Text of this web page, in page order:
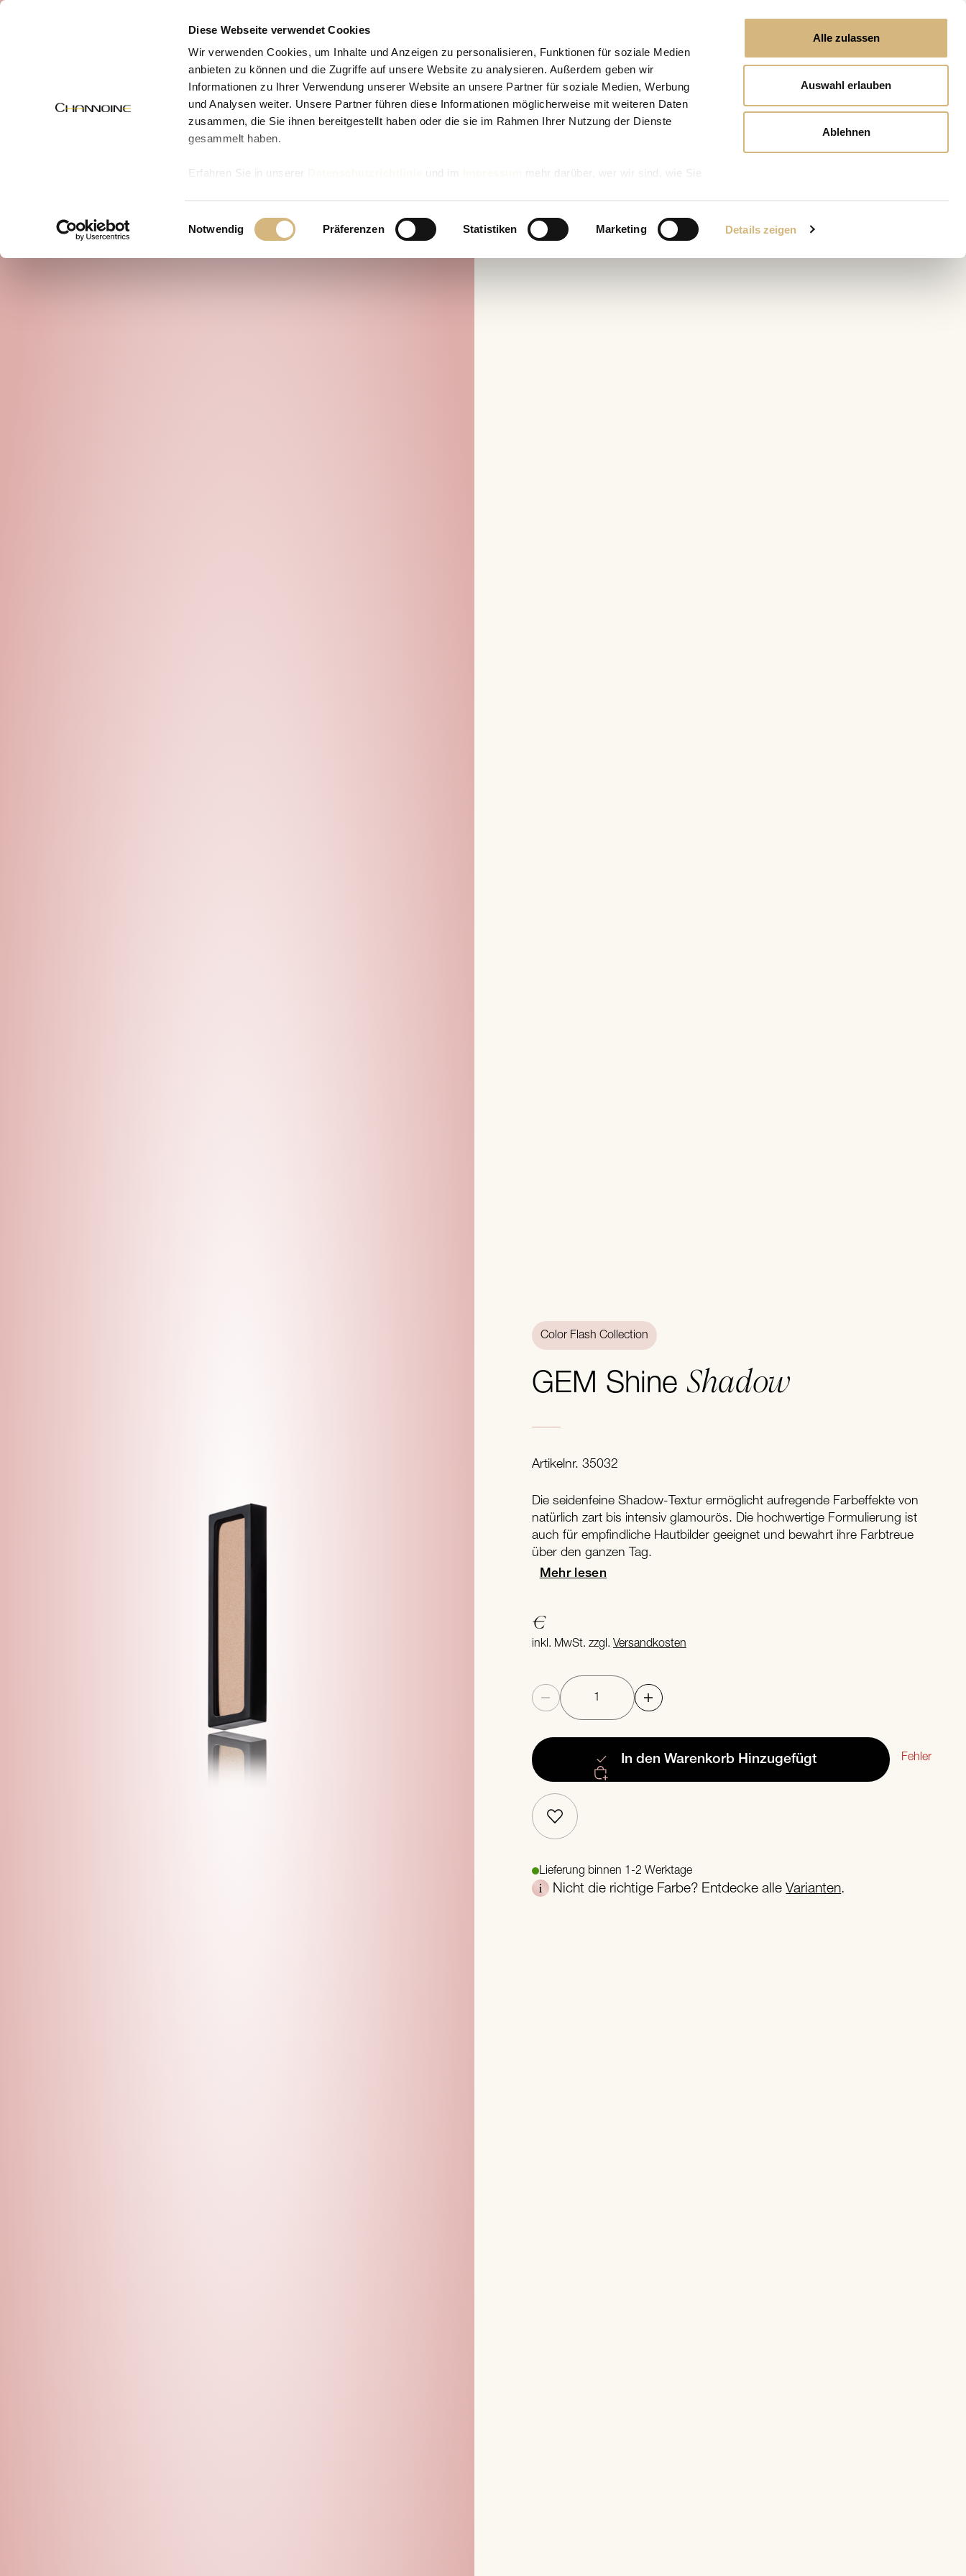
Diese Webseite verwendet Cookies
Wir verwenden Cookies, um Inhalte und Anzeigen zu personalisieren, Funktionen für soziale Medien
anbieten zu können und die Zugriffe auf unsere Website zu analysieren. Außerdem geben wir
Informationen zu Ihrer Verwendung unserer Website an unsere Partner für soziale Medien, Werbung
und Analysen weiter. Unsere Partner führen diese Informationen möglicherweise mit weiteren Daten
zusammen, die Sie ihnen bereitgestellt haben oder die sie im Rahmen Ihrer Nutzung der Dienste
gesammelt haben.
Erfahren Sie in unserer und im
mehr darüber, wer wir sind, wie Sie
Einwilligungsauswahl
Notwendig Präferenzen Statistiken Marketing Details zeigen
Alle zulassen
Auswahl erlauben
Ablehnen
Color Flash Collection
GEM Shine Shadow
Artikelnr. 35032
Die seidenfeine Shadow-Textur ermöglicht aufregende Farbeffekte von
natürlich zart bis intensiv glamourös. Die hochwertige Formulierung ist
auch für empfindliche Hautbilder geeignet und bewahrt ihre Farbtreue
über den ganzen Tag.
Mehr lesen
€
inkl. MwSt. zzgl. Versandkosten
Anzahl
In den Warenkorb Hinzugefügt Fehler
Lieferung binnen 1-2 Werktage
Nicht die richtige Farbe? Entdecke alleVarianten.